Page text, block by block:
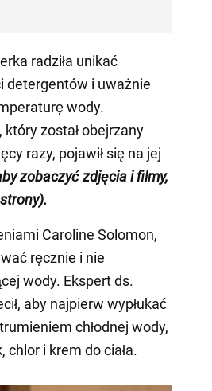
radziła unikać
detergentów i uważnie
wody.
został obejrzany
razy, pojawił się na jej
zobaczyć zdjęcia i filmy,
.
Caroline Solomon,
ręcznie i nie
wody. Ekspert ds.
aby najpierw wypłukać
chłodnej wody,
chlor i krem do ciała.